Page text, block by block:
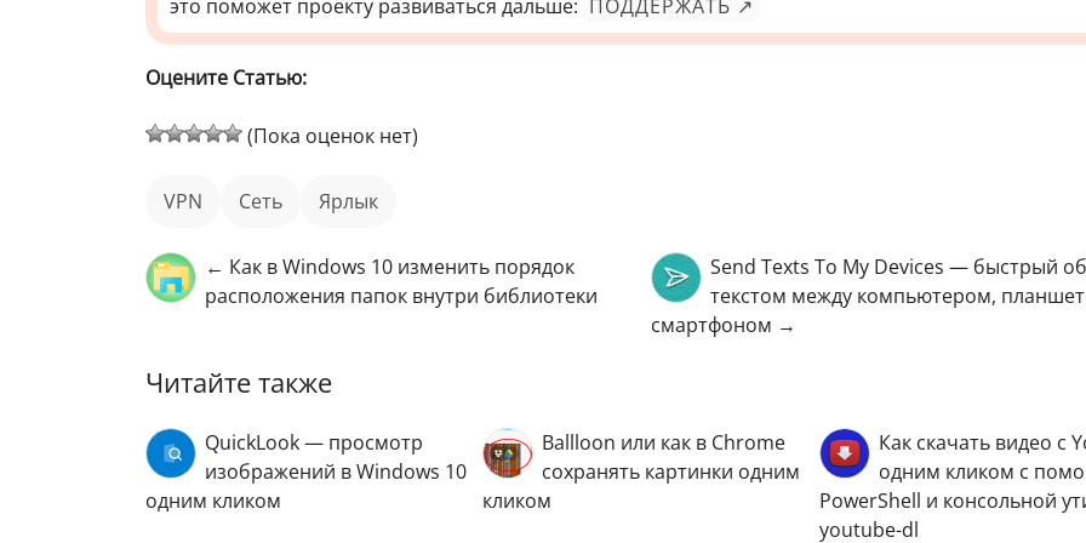
это поможет проекту развиваться дальше: ПОДДЕРЖАТЬ ↗
Оцените Статью:
(Пока оценок нет)
VPN Сеть ярлык
← Как в Windows 10 изменить порядок
расположения папок внутри библиотеки
Send Texts To My Devices — быстрый
текстом между компьютером,
смартфоном →
Читайте также
QuickLook — просмотр
изображений в Windows 10
одним кликом
Ballloon или как в Chrome
сохранять картинки одним
кликом
Как скачать видео с
одним кликом с
PowerShell и консольной
youtube-dl